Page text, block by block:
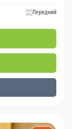
Передний